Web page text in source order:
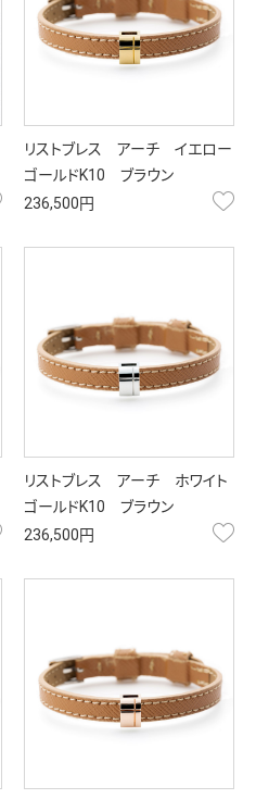
お気に入り
リストブレス アーチ イエロー
ゴールドK10 ブラウン
236,500円
お気に入り
リストブレス アーチ ホワイト
ゴールドK10 ブラウン
236,500円